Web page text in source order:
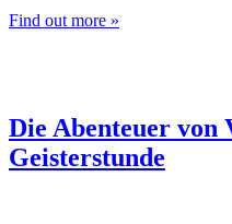
Find out more »
Die Abenteuer von
Geisterstunde